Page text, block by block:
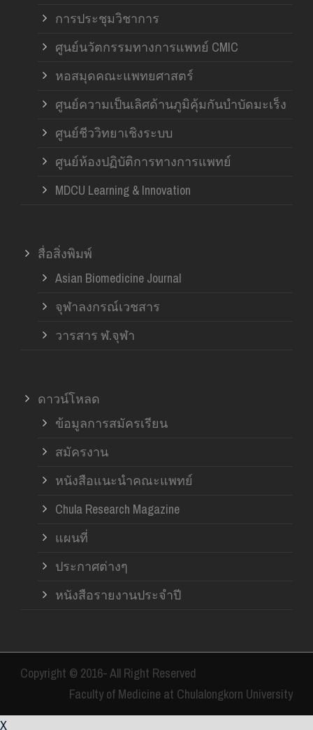
การประชุมวิชาการ
ศูนย์นวัตกรรมทางการแพทย์ CMIC
หอสมุดคณะแพทยศาสตร์
ศูนย์ความเป็นเลิศด้านภูมิคุ้มกันบำบัดมะเร็ง
ศูนย์ชีววิทยาเชิงระบบ
ศูนย์ห้องปฏิบัติการทางการแพทย์
MDCU Learning & Innovation
สื่อสิ่งพิมพ์
Asian Biomedicine Journal
จุฬาลงกรณ์เวชสาร
วารสาร ฬ.จุฬา
ดาวน์โหลด
ข้อมูลการสมัครเรียน
สมัครงาน
หนังสือแนะนำคณะแพทย์
Chula Research Magazine
แผนที่
ประกาศต่างๆ
หนังสือรายงานประจำปี
Copyright © 2016- All Right Reserved
Faculty of Medicine at Chulalongkorn University
X